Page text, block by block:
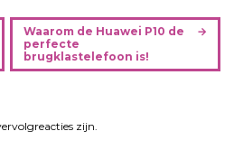
Waarom de Huawei P10 de
perfecte
brugklastelefoon is!
zijn.